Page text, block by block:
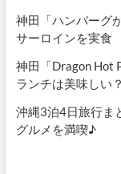
神田「ハンバーグ
サーロインを実食
神田「Dragon Hot
ランチは美味しい
沖縄3泊4日旅行ま
グルメを満喫♪